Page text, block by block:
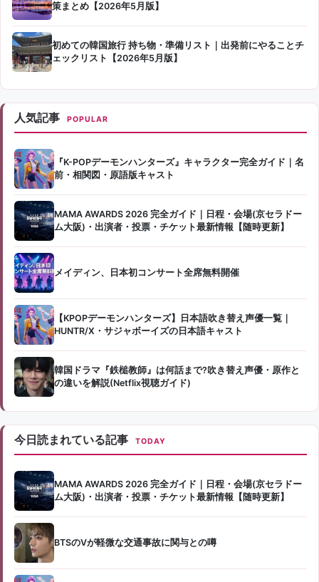
策まとめ【2026年5月版】
初めての韓国旅行 持ち物・準備リスト｜出発前にやることチ
ェックリスト【2026年5月版】
人気記事 POPULAR
『K-POPデーモンハンターズ』キャラクター完全ガイド｜名
前・相関図・原語版キャスト
MAMA AWARDS 2026 完全ガイド｜日程・会場(京セラドー
ム大阪)・出演者・投票・チケット最新情報【随時更新】
メイディン、日本初コンサート全席無料開催
【KPOPデーモンハンターズ】日本語吹き替え声優一覧｜
HUNTR/X・サジャボーイズの日本語キャスト
韓国ドラマ『鉄槌教師』は何話まで?吹き替え声優・原作と
の違いを解説(Netflix視聴ガイド)
今日読まれている記事 TODAY
MAMA AWARDS 2026 完全ガイド｜日程・会場(京セラドー
ム大阪)・出演者・投票・チケット最新情報【随時更新】
BTSのVが軽微な交通事故に関与との噂